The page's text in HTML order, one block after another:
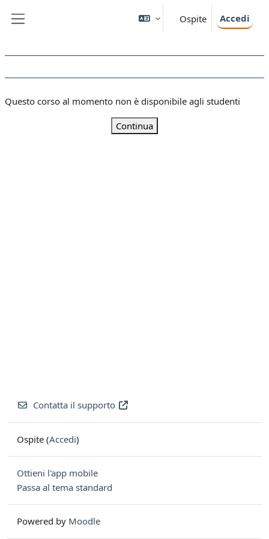
Ospite Accedi
Questo corso al momento non è disponibile agli studenti
Continua
Contatta il supporto
Ospite (Accedi)
Ottieni l'app mobile
Passa al tema standard
Powered by Moodle